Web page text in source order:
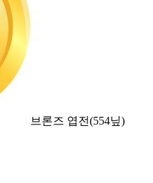
브론즈 엽전(554닢)